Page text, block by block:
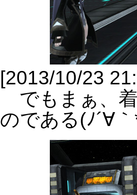
[2013/10/23
でもまぁ、
のである(ﾉ´∀